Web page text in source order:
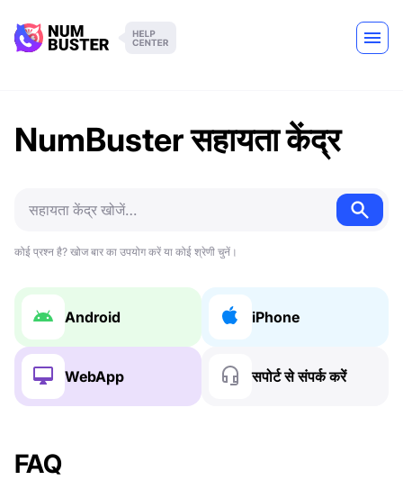
NumBuster सहायता केंद्र
कोई प्रश्न है? खोज बार का उपयोग करें या कोई श्रेणी चुनें।
Android iPhone
WebApp सपोर्ट से संपर्क करें
FAQ